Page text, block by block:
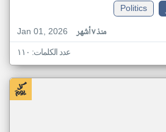
Politics
Jan 01, 2026
منذ ٧ أشهر
عدد الكلمات: ١١٠